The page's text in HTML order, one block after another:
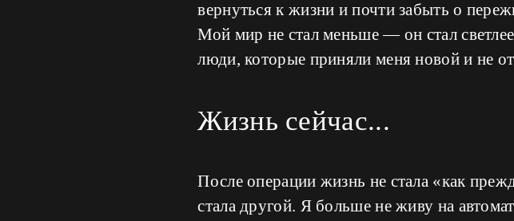
вернуться к жизни и почти забыть о
Мой мир не стал меньше — он стал
люди, которые приняли меня новой и не
Жизнь сейчас...
После операции жизнь не стала «как
стала другой. Я больше не живу на